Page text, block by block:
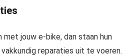
met jouw e-bike, dan staan hun
reparaties uit te voeren.